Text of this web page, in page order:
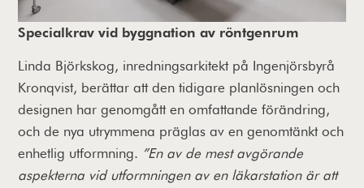
Specialkrav vid byggnation av röntgenrum
Linda Björkskog, inredningsarkitekt på Ingenjörsbyrå
Kronqvist, berättar att den tidigare planlösningen och
designen har genomgått en omfattande förändring,
och de nya utrymmena präglas av en genomtänkt och
enhetlig utformning. ”En av de mest avgörande
aspekterna vid utformningen av en läkarstation är att